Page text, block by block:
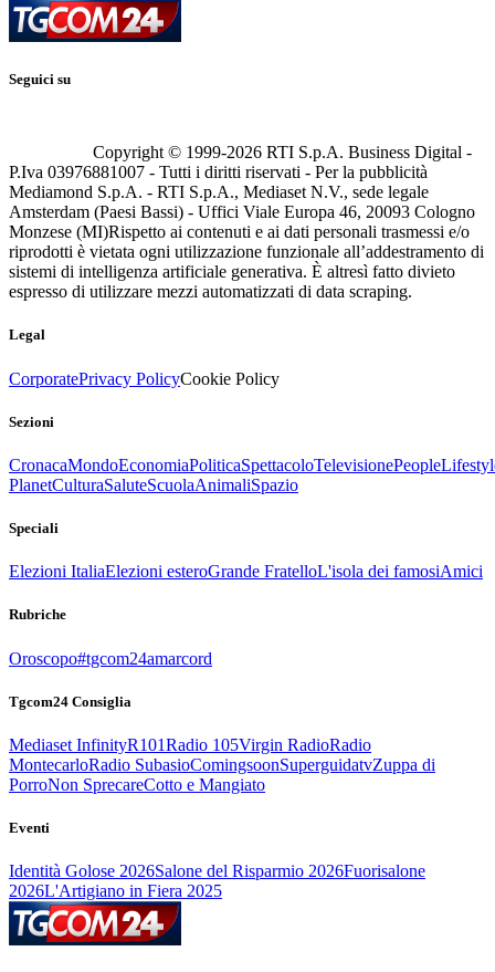
Seguici su
Copyright © 1999-2026 RTI S.p.A. Business Digital -
P.Iva 03976881007 - Tutti i diritti riservati - Per la pubblicità
Mediamond S.p.A. - RTI S.p.A., Mediaset N.V., sede legale
Amsterdam (Paesi Bassi) - Uffici Viale Europa 46, 20093 Cologno
Monzese (MI)Rispetto ai contenuti e ai dati personali trasmessi e/o
riprodotti è vietata ogni utilizzazione funzionale all’addestramento di
sistemi di intelligenza artificiale generativa. È altresì fatto divieto
espresso di utilizzare mezzi automatizzati di data scraping.
Legal
CorporatePrivacy PolicyCookie Policy
Sezioni
CronacaMondoEconomiaPoliticaSpettacoloTelevisionePeople
PlanetCulturaSaluteScuolaAnimaliSpazio
Speciali
Elezioni ItaliaElezioni esteroGrande FratelloL'isola dei famosiAmici
Rubriche
Oroscopo#tgcom24amarcord
Tgcom24 Consiglia
Mediaset InfinityR101Radio 105Virgin RadioRadio
MontecarloRadio SubasioComingsoonSuperguidatvZuppa di
PorroNon SprecareCotto e Mangiato
Eventi
Identità Golose 2026Salone del Risparmio 2026Fuorisalone
2026L'Artigiano in Fiera 2025